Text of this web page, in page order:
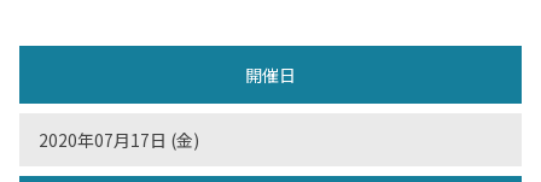
開催日
2020年07月17日 (金)